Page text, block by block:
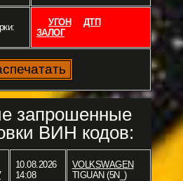
УГОН
ДТП
ЗАЛОГ
запрошенные
ВИН кодов:
10.08.2026
14:08
VOLKSWAGEN
TIGUAN (5N_)